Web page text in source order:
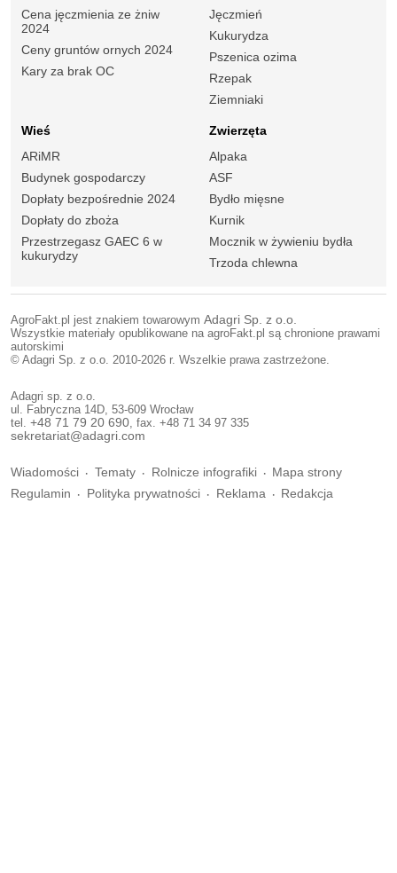
Cena jęczmienia ze żniw
2024
Ceny gruntów ornych 2024
Kary za brak OC
Jęczmień
Kukurydza
Pszenica ozima
Rzepak
Ziemniaki
Wieś
ARiMR
Budynek gospodarczy
Dopłaty bezpośrednie 2024
Dopłaty do zboża
Przestrzegasz GAEC 6 w
kukurydzy
Zwierzęta
Alpaka
ASF
Bydło mięsne
Kurnik
Mocznik w żywieniu bydła
Trzoda chlewna
AgroFakt.pl jest znakiem towarowym Adagri Sp. z o.o.
Wszystkie materiały opublikowane na agroFakt.pl są chronione prawami
autorskimi
© Adagri Sp. z o.o. 2010-2026 r. Wszelkie prawa zastrzeżone.
Adagri sp. z o.o.
ul. Fabryczna 14D, 53-609 Wrocław
tel. +48 71 79 20 690 , fax. +48 71 34 97 335
sekretariat@adagri.com
Wiadomości Tematy Rolnicze infografiki
Mapa strony
Regulamin
Polityka prywatności Reklama Redakcja